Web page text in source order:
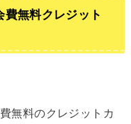
無料クレジット
無料のクレジットカ